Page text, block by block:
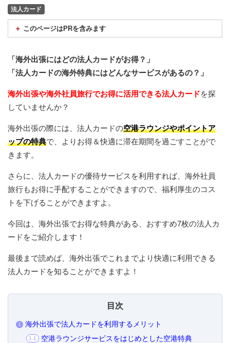
法人カード
このページはPRを含みます
あった場合、提供企業から報酬を受け取る場合があります。
「海外出張にはどの法人カードがお得？」
「法人カードの海外特典にはどんなサービスがあるの？」
海外出張や海外社員旅行でお得に活用できる法人カードを探
していませんか？
海外出張の際には、法人カードの空港ラウンジやポイントア
ップの特典で、よりお得＆快適に滞在期間を過ごすことがで
きます。
さらに、法人カードの優待サービスを利用すれば、海外社員
旅行もお得に手配することができますので、福利厚生のコス
トを下げることができますよ。
今回は、海外出張でお得な特典がある、おすすめ7枚の法人カ
ードをご紹介します！
最後まで読めば、海外出張でこれまでより快適に利用できる
法人カードを知ることができますよ！
目次
1 海外出張で法人カードを利用するメリット
1.1 空港ラウンジサービスをはじめとした空港特典